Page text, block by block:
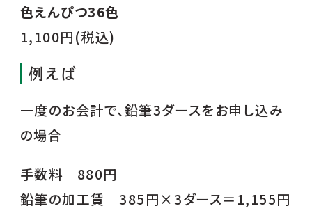
色えんぴつ36色
1,100円(税込)
例えば
一度のお会計で、鉛筆3ダースをお申し込み
の場合
手数料 880円
鉛筆の加工賃 385円×3ダース＝1,155円